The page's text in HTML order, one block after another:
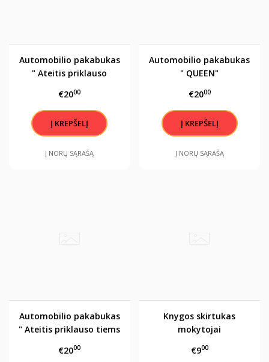
Automobilio pakabukas
" Ateitis priklauso
svajonių grožiu..."
€2000
Į NORŲ SĄRAŠĄ
Automobilio pakabukas
" QUEEN"
€2000
Į NORŲ SĄRAŠĄ
Automobilio pakabukas
" Ateitis priklauso tiems
grožiu..."
€2000
Knygos skirtukas
mokytojai
€900